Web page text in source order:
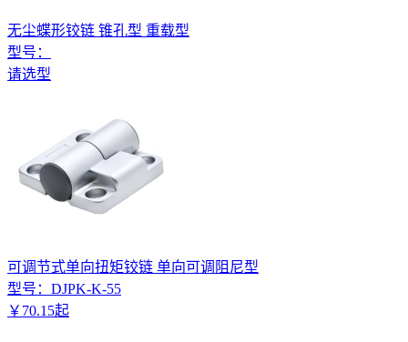
无尘蝶形铰链 锥孔型 重载型
型号：
请选型
可调节式单向扭矩铰链 单向可调阻尼型
型号： DJPK-K-55
￥ 70.15起